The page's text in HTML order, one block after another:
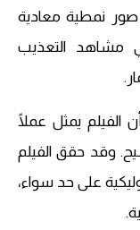
نمطية معادية
مشاهد التعذيب
الفيلم يمثل عملًا
وقد حقق الفيلم
على حد سواء،